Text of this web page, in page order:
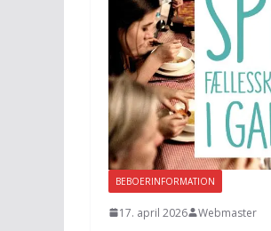
BEBOERINFORMATION
17. april 2026 Webmaster